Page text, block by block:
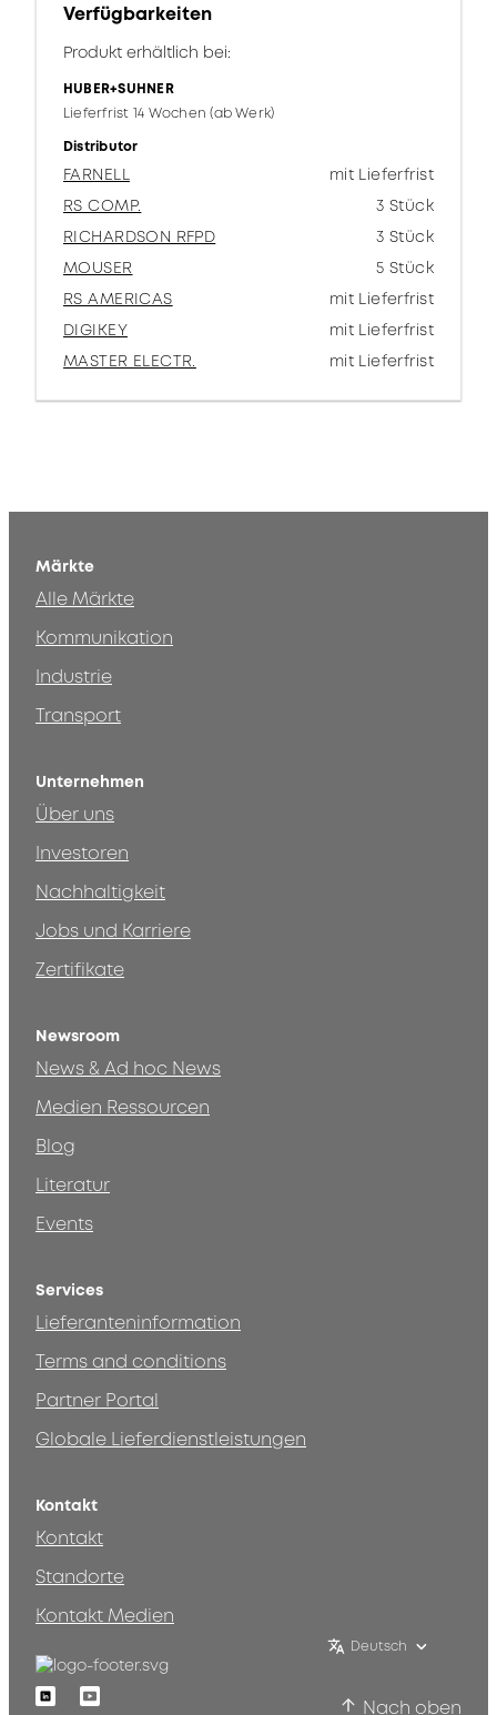
Verfügbarkeiten
Produkt erhältlich bei:
HUBER+SUHNER
Lieferfrist 14 Wochen (ab Werk)
Distributor
FARNELL
mit Lieferfrist
RS COMP.
3 Stück
RICHARDSON RFPD
3 Stück
MOUSER
5 Stück
RS AMERICAS
mit Lieferfrist
DIGIKEY
mit Lieferfrist
MASTER ELECTR.
mit Lieferfrist
Märkte
Alle Märkte
Kommunikation
Industrie
Transport
Unternehmen
Über uns
Investoren
Nachhaltigkeit
Jobs und Karriere
Zertifikate
Newsroom
News & Ad hoc News
Medien Ressourcen
Blog
Literatur
Events
Services
Lieferanteninformation
Terms and conditions
Partner Portal
Globale Lieferdienstleistungen
Kontakt
Kontakt
Standorte
Kontakt Medien
Deutsch
LinkedinYoutube
Nach oben